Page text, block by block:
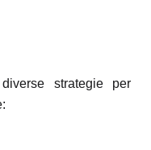
strategie per